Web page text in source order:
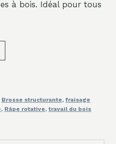
à bois. Idéal pour tous
Brosse structurante, fraisage
, Râpe rotative, travail du bois